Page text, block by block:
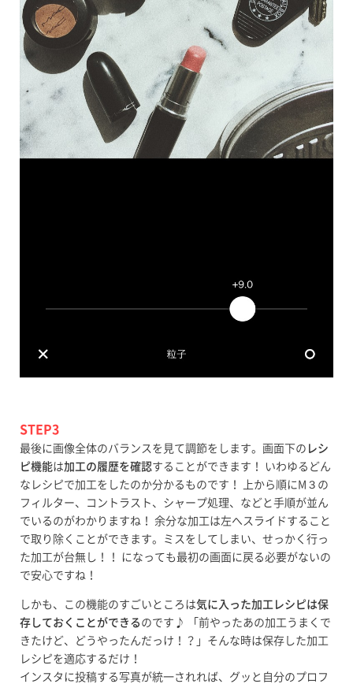
STEP3
最後に画像全体のバランスを見て調節をします。画面下の レシ
ピ機能は加工の履歴を確認することができます！ いわゆるどん
なレシピで加工をしたのか分かるものです！ 上から順にM３の
フィルター、コントラスト、シャープ処理、などと手順が並ん
でいるのがわかりますね！ 余分な加工は左へスライドすること
で取り除くことができます。ミスをしてしまい、せっかく行っ
た加工が台無し！！ になっても最初の画面に戻る必要がないの
で安心ですね！
しかも、この機能のすごいところは気に入った加工レシピは保
存しておくことができる のです♪ 「前やったあの加工うまくで
きたけど、どうやったんだっけ！？」そんな時は保存した加工
レシピを適応するだけ！
インスタに投稿する写真が統一されれば、グッと自分のプロフ